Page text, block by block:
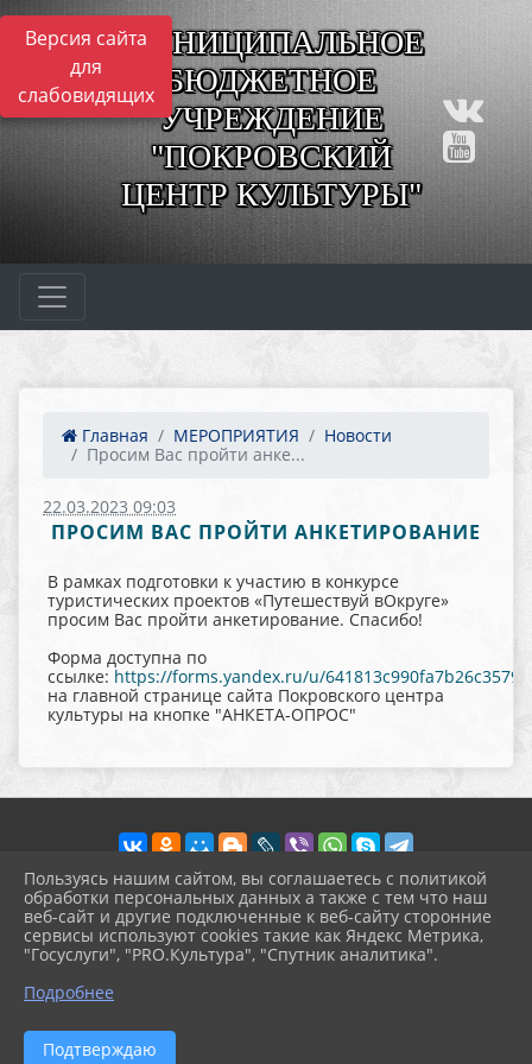
Версия сайта
для
слабовидящих
МУНИЦИПАЛЬНОЕ
БЮДЖЕТНОЕ
УЧРЕЖДЕНИЕ
"ПОКРОВСКИЙ
ЦЕНТР КУЛЬТУРЫ"
Главная МЕРОПРИЯТИЯ
Новости
Просим Вас пройти анке...
22.03.2023 09:03
ПРОСИМ ВАС ПРОЙТИ АНКЕТИРОВАНИЕ
В рамках подготовки к участию в конкурсе
туристических проектов «Путешествуй вОкруге»
просим Вас пройти анкетирование. Спасибо!
Форма доступна по
ссылке: https://forms.yandex.ru/u/
на главной странице сайта Покровского центра
культуры на кнопке "АНКЕТА-ОПРОС"
2026 г. pokrov-ck.ru
Вход
Карта сайта
Политика обработки персональных данных
Сделано на KubCMS
Разработка и поддержка
Пользуясь нашим сайтом, вы соглашаетесь с политикой
обработки персональных данных а также с тем что наш
веб-сайт и другие подключенные к веб-сайту сторонние
сервисы используют cookies такие как Яндекс Метрика,
"Госуслуги", "PRO.Культура", "Спутник аналитика".
Подробнее
Подтверждаю